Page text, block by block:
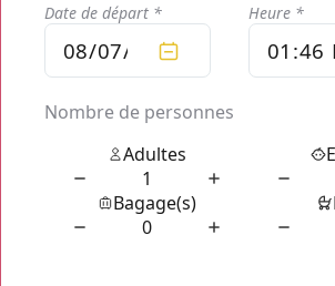
dépenser des centaines d'euros pour un
: nos chauffeurs formés vous prouverons
bord la qualité de chacun de nos
VTC Mise à Disposition par Odyscab
aujourd’hui de profiter d’un transport de
n’importe quel moment ! Réservez votre
Mise à Disposition par Odyscab
pour
disposition et selon vos choix de dates et
chauffeur privé et de son véhicule classieux.